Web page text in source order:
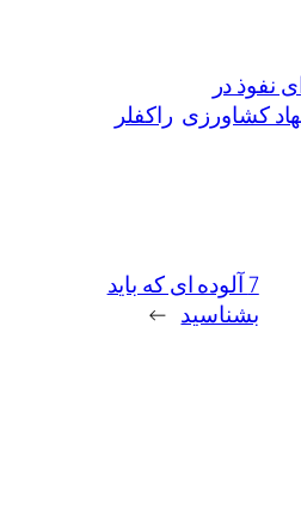
نفوذ در
کشاورزی راکفلر
7 آلوده ای که باید
بشناسید →